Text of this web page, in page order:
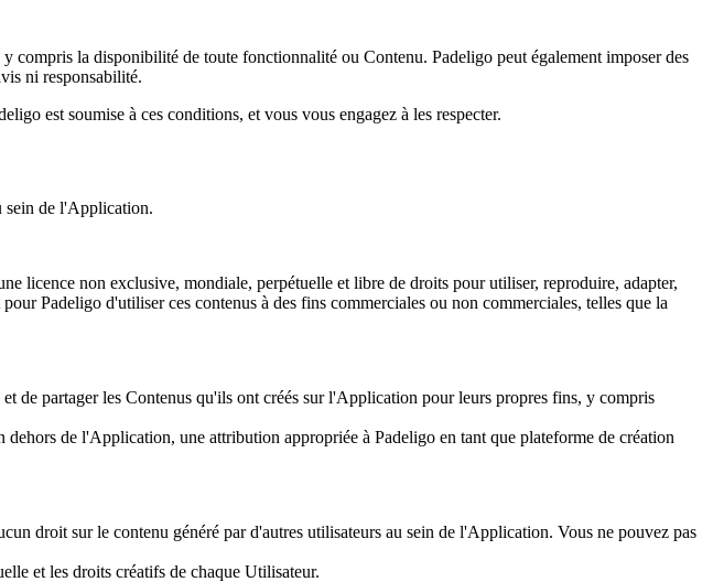
la disponibilité de toute fonctionnalité ou Contenu. Padeligo peut également imposer des
ni responsabilité.
est soumise à ces conditions, et vous vous engagez à les respecter.
sein de l'Application.
licence non exclusive, mondiale, perpétuelle et libre de droits pour utiliser, reproduire, adapter,
Padeligo d'utiliser ces contenus à des fins commerciales ou non commerciales, telles que la
de partager les Contenus qu'ils ont créés sur l'Application pour leurs propres fins, y compris
de l'Application, une attribution appropriée à Padeligo en tant que plateforme de création
droit sur le contenu généré par d'autres utilisateurs au sein de l'Application. Vous ne pouvez pas
et les droits créatifs de chaque Utilisateur.